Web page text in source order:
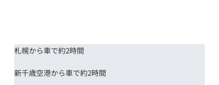
札幌から車で約2時間
新千歳空港から車で約2時間